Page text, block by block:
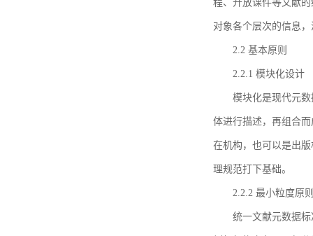
程、开放课件等文献
对象各个层次的信息
2.2 基本原则
2.2.1 模块化设计
模块化是现代元
体进行描述，再组合
在机构，也可以是出
理规范打下基础。
2.2.2 最小粒度原
统一文献元数据